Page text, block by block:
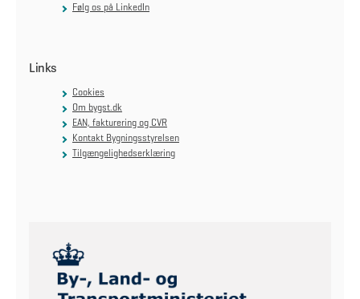
Følg os på LinkedIn
Links
Cookies
Om bygst.dk
EAN, fakturering og CVR
Kontakt Bygningsstyrelsen
Tilgængelighedserklæring